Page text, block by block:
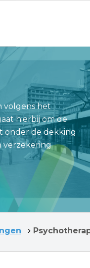
volgens het
hierbij om de
onder de dekking
verzekering